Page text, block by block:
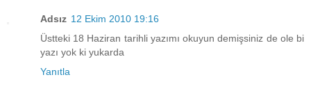
Adsız 12 Ekim 2010 19:16
Üstteki 18 Haziran tarihli yazımı okuyun demişsiniz de ole bi
yazı yok ki yukarda
Yanıtla